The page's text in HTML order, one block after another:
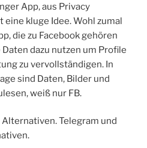
App, aus Privacy
eine kluge Idee. Wohl zumal
die zu Facebook gehören
dazu nutzen um Profile
zu vervollständigen. In
sind Daten, Bilder und
weiß nur FB.
Telegram und